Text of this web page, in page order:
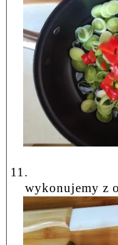
11.
wykonujemy z